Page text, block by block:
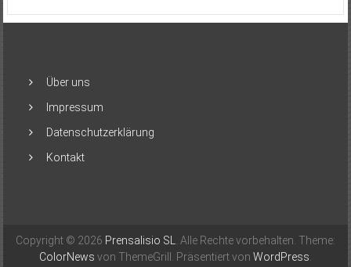
Über uns
Impressum
Datenschutzerklärung
Kontakt
Copyright © 2026 Prensalisio SL. Alle Rechte vorbehalten. Theme:
ColorNews von ThemeGrill. Präsentiert von WordPress.